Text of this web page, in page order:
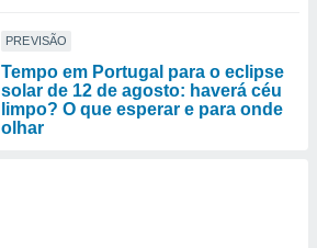
PREVISÃO
Tempo em Portugal para o eclipse
solar de 12 de agosto: haverá céu
limpo? O que esperar e para onde
olhar